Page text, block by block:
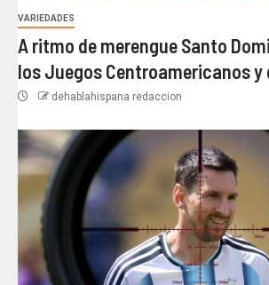
VARIEDADES
A ritmo de merengue Santo
los Juegos Centroamericanos y
dehablahispana redaccion